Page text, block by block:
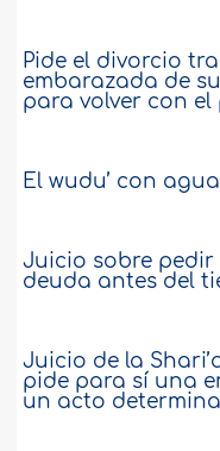
Pide el divorcio
embarazada de
para volver con el
El wudu’ con
Juicio sobre
deuda antes del
Juicio de la
pide para sí una
un acto